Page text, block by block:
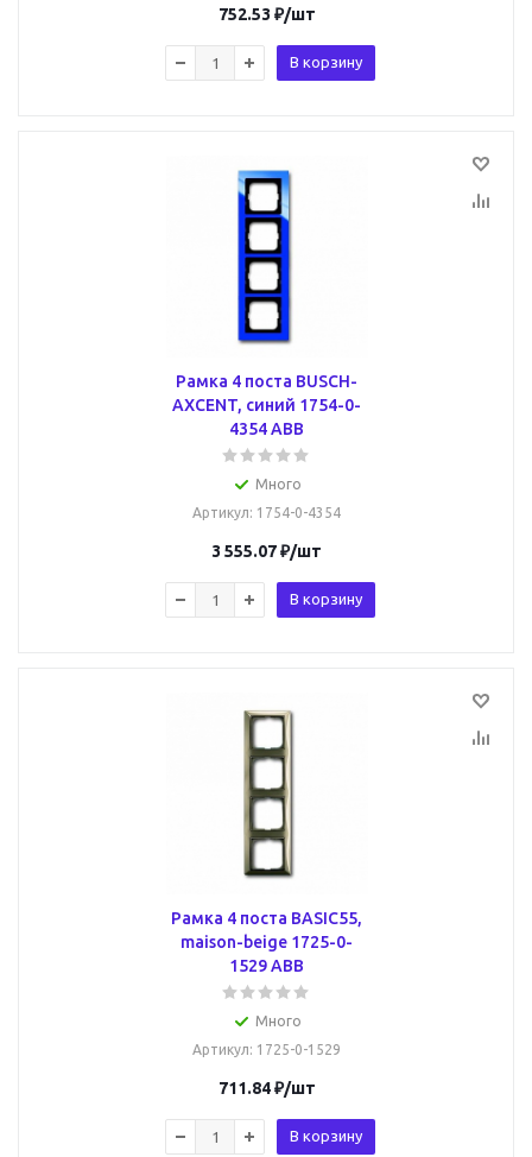
752.53 ₽/шт
В корзину
Рамка 4 поста BUSCH-
AXCENT, синий 1754-0-
4354 ABB
Много
Артикул: 1754-0-4354
3 555.07₽/шт
В корзину
Рамка 4 поста BASIC55,
maison-beige 1725-0-
1529 ABB
Много
Артикул: 1725-0-1529
711.84₽/шт
В корзину